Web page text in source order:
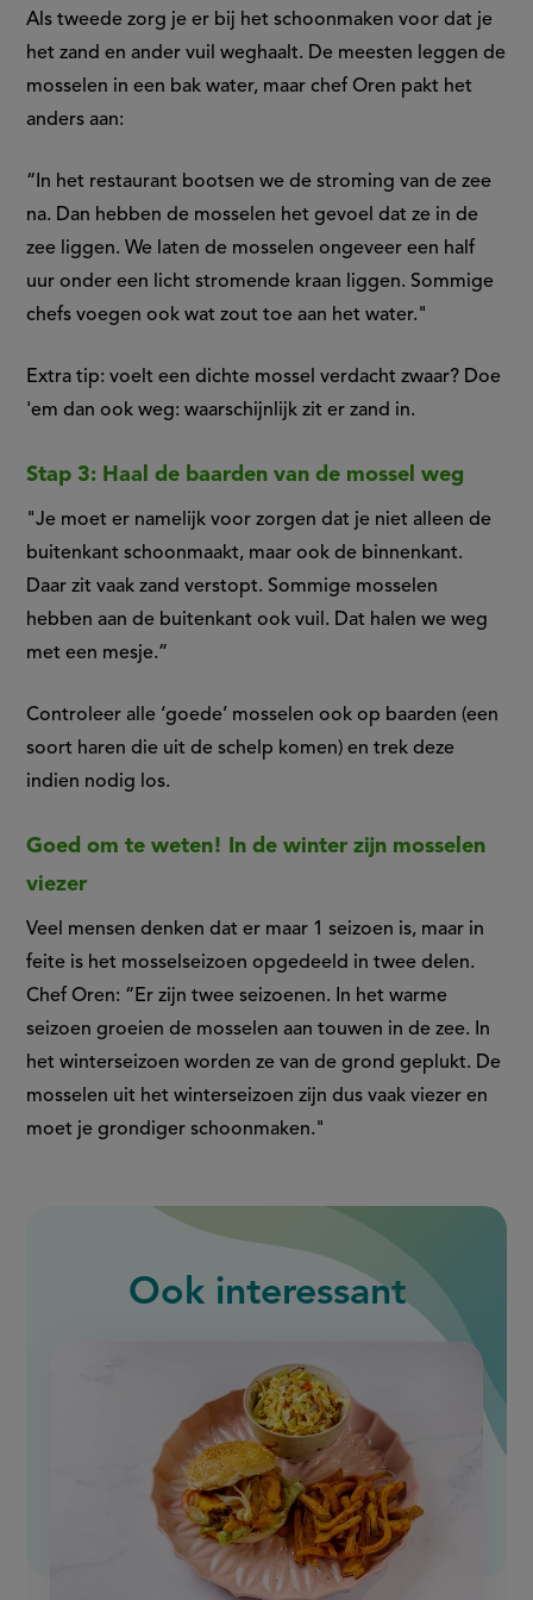
Als tweede zorg je er bij het schoonmaken voor dat je
het zand en ander vuil weghaalt. De meesten leggen de
mosselen in een bak water, maar chef Oren pakt het
anders aan:
“In het restaurant bootsen we de stroming van de zee
na. Dan hebben de mosselen het gevoel dat ze in de
zee liggen. We laten de mosselen ongeveer een half
uur onder een licht stromende kraan liggen. Sommige
chefs voegen ook wat zout toe aan het water."
Extra tip: voelt een dichte mossel verdacht zwaar? Doe
'em dan ook weg: waarschijnlijk zit er zand in.
Stap 3: Haal de baarden van de mossel weg
"Je moet er namelijk voor zorgen dat je niet alleen de
buitenkant schoonmaakt, maar ook de binnenkant.
Daar zit vaak zand verstopt. Sommige mosselen
hebben aan de buitenkant ook vuil. Dat halen we weg
met een mesje.”
Controleer alle ‘goede’ mosselen ook op baarden (een
soort haren die uit de schelp komen) en trek deze
indien nodig los.
Goed om te weten! In de winter zijn mosselen
viezer
Veel mensen denken dat er maar 1 seizoen is, maar in
feite is het mosselseizoen opgedeeld in twee delen.
Chef Oren: “Er zijn twee seizoenen. In het warme
seizoen groeien de mosselen aan touwen in de zee. In
het winterseizoen worden ze van de grond geplukt. De
mosselen uit het winterseizoen zijn dus vaak viezer en
moet je grondiger schoonmaken."
Ook interessant